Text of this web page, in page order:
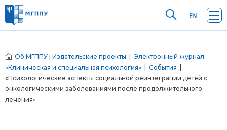
Об МГППУ Издательские проекты
Электронный журнал
«Клиническая и специальная психология»
События
«Психологические аспекты социальной реинтеграции детей с
онкологическими заболеваниями после продолжительного
лечения»